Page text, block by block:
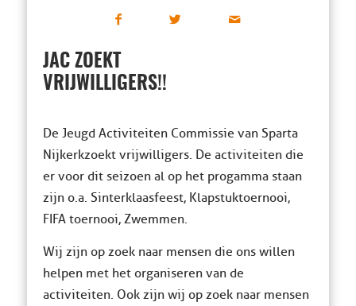
JAC ZOEKT
VRIJWILLIGERS!!
De Jeugd Activiteiten Commissie van Sparta
Nijkerk zoekt vrijwilligers. De activiteiten die
er voor dit seizoen al op het progamma staan
zijn o.a. Sinterklaasfeest, Klapstuktoernooi,
FIFA toernooi, Zwemmen.
Wij zijn op zoek naar mensen die ons willen
helpen met het organiseren van de
activiteiten. Ook zijn wij op zoek naar mensen